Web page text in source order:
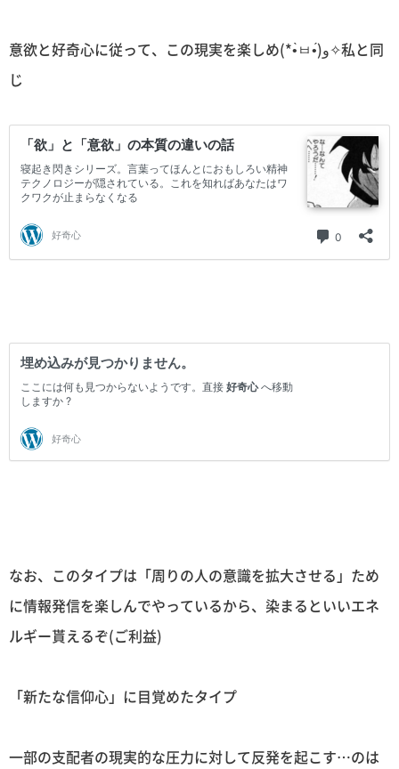
意欲と好奇心に従って、この現実を楽しめ(*•̀ㅂ•́)و✧私と同
じ
なお、このタイプは「周りの人の意識を拡大させる」ため
に情報発信を楽しんでやっているから、染まるといいエネ
ルギー貰えるぞ(ご利益)
「新たな信仰心」に目覚めたタイプ
一部の支配者の現実的な圧力に対して反発を起こす…のは